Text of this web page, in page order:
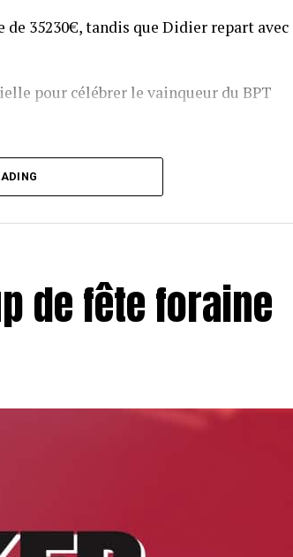
35230€, tandis que Didier repart avec
pour célébrer le vainqueur du BPT
en costaud !
de fête foraine